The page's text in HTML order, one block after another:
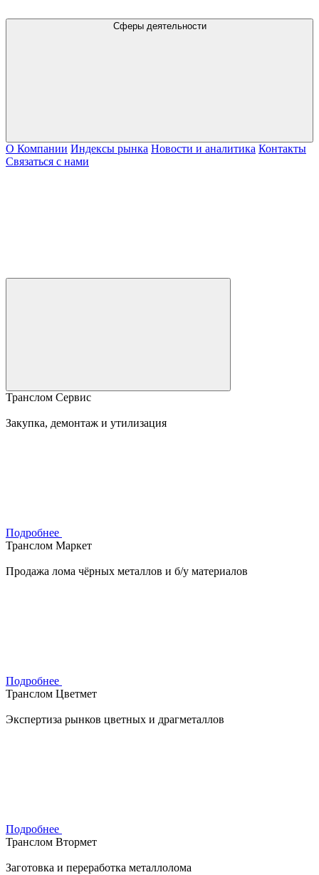
Сферы деятельности
О Компании Индексы рынка Новости и аналитика Контакты
Связаться с нами
Транслом Сервис
Закупка, демонтаж и утилизация
Подробнее
Транслом Маркет
Продажа лома чёрных металлов и б/у материалов
Подробнее
Транслом Цветмет
Экспертиза рынков цветных и драгметаллов
Подробнее
Транслом Втормет
Заготовка и переработка металлолома